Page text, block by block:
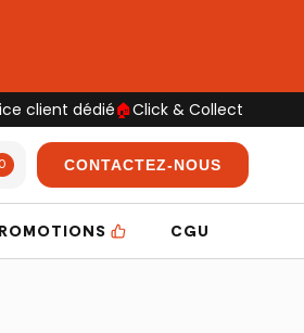
client dédié🏠Click & Collect
0 CONTACTEZ-NOUS
CGU